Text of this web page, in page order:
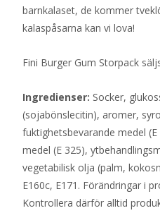
barnkalaset, de kommer
kalaspåsarna kan vi lova!
Fini Burger Gum Storpack
Ingredienser: Socker,
(sojabönslecitin), aromer,
fuktighetsbevarande medel
medel (E 325),
vegetabilisk olja (palm,
E160c, E171. Förändringar i
Kontrollera därför alltid